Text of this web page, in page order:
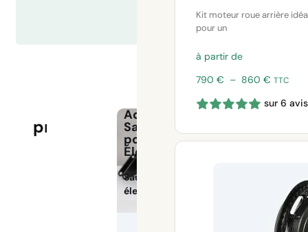
Kit moteur roue arrière
pour un
à partir de
790 € – 860 € Plage
prix :
à
TTC
sur 6 avis
produits
Adaptateurs
Save My eBike
pour Moteur
Électrique HS
Sauvez votre vélo
électrique hors
COMPARER